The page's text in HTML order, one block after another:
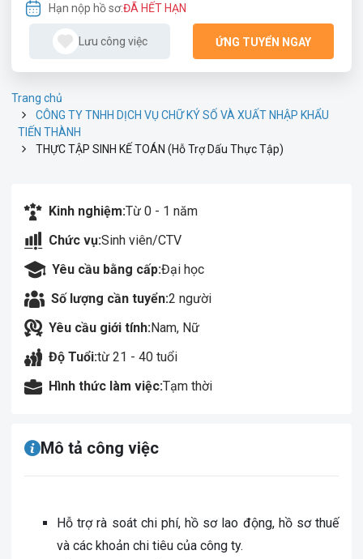
Hạn nộp hồ sơ:ĐÃ HẾT HẠN
Lưu công việc ỨNG TUYỂN NGAY
Trang chủ
CÔNG TY TNHH DỊCH VỤ CHỮ KÝ SỐ VÀ XUẤT NHẬP KHẨU
TIẾN THÀNH
THỰC TẬP SINH KẾ TOÁN (Hỗ Trợ Dấu Thực Tập)
Kinh nghiệm:Từ 0 - 1 năm
Chức vụ:Sinh viên/CTV
Yêu cầu bằng cấp:Đại học
Số lượng cần tuyển:2 người
Yêu cầu giới tính:Nam, Nữ
Độ Tuổi:từ 21 - 40 tuổi
Hình thức làm việc:Tạm thời
Mô tả công việc
Hỗ trợ rà soát chi phí, hồ sơ lao động, hồ sơ thuế
và các khoản chi tiêu của công ty.